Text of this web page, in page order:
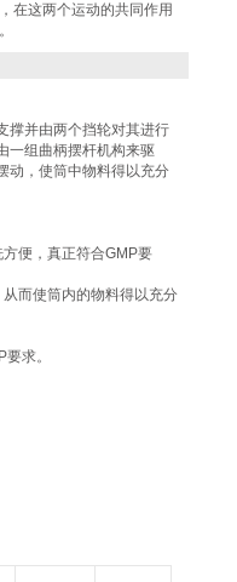
在这两个运动的共同作用
撑并由两个挡轮对其进行
一组曲柄摆杆机构来驱
动，使筒中物料得以充分
便，真正符合GMP要
而使筒内的物料得以充分
求。